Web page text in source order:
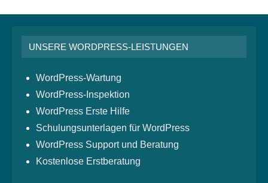
UNSERE WORDPRESS-LEISTUNGEN
WordPress-Wartung
WordPress-Inspektion
WordPress Erste Hilfe
Schulungsunterlagen für WordPress
WordPress Support und Beratung
Kostenlose Erstberatung